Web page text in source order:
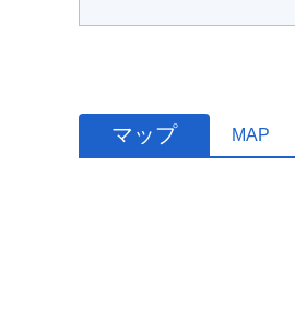
マップ MAP